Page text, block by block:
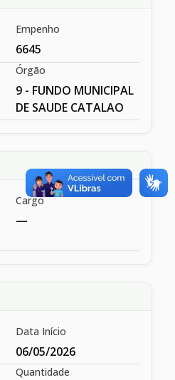
Empenho
6645
Órgão
9 - FUNDO MUNICIPAL
DE SAUDE CATALAO
Cargo
—
Data Início
06/05/2026
Quantidade